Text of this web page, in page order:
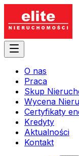
O nas
Praca
Skup
Wycena
Certyfikaty
Kredyty
Aktualności
Kontakt